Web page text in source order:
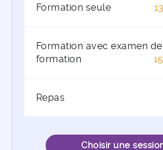
Formation seule
Formation avec examen
formation
Repas
Choisir une